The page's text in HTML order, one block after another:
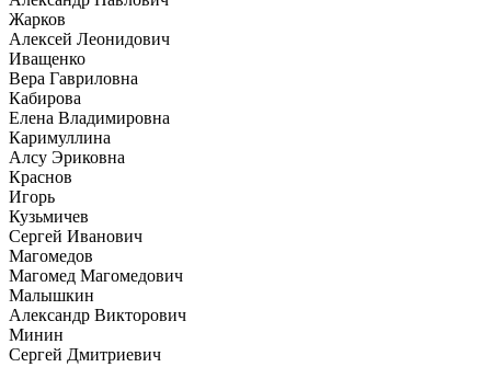
Жарков
Алексей Леонидович
Иващенко
Вера Гавриловна
Кабирова
Елена Владимировна
Каримуллина
Алсу Эриковна
Краснов
Игорь
Кузьмичев
Сергей Иванович
Магомедов
Магомед Магомедович
Малышкин
Александр Викторович
Минин
Сергей Дмитриевич